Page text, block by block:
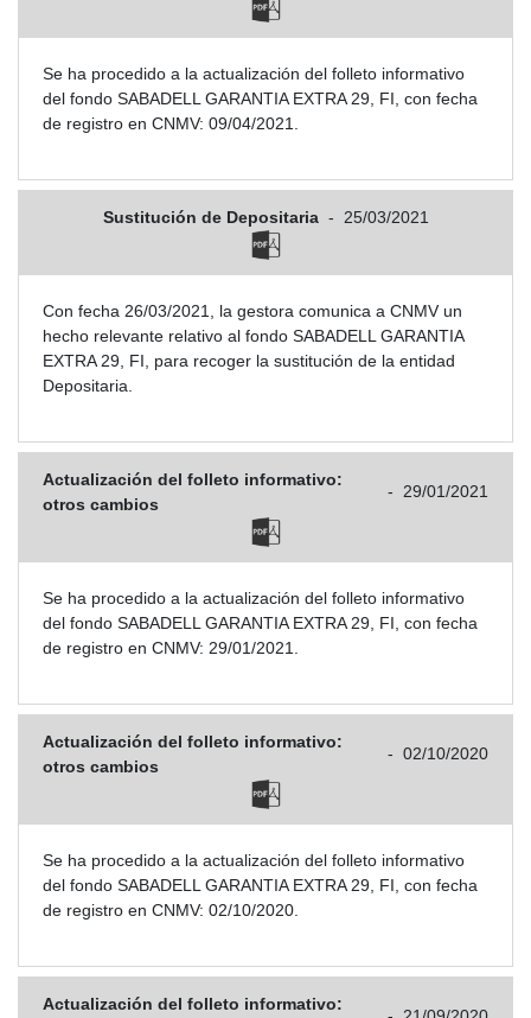
Se ha procedido a la actualización del folleto informativo
del fondo SABADELL GARANTIA EXTRA 29, FI, con fecha
de registro en CNMV: 09/04/2021.
Sustitución de Depositaria - 25/03/2021
Con fecha 26/03/2021, la gestora comunica a CNMV un
hecho relevante relativo al fondo SABADELL GARANTIA
EXTRA 29, FI, para recoger la sustitución de la entidad
Depositaria.
Actualización del folleto informativo:
otros cambios
- 29/01/2021
Se ha procedido a la actualización del folleto informativo
del fondo SABADELL GARANTIA EXTRA 29, FI, con fecha
de registro en CNMV: 29/01/2021.
Actualización del folleto informativo:
otros cambios
- 02/10/2020
Se ha procedido a la actualización del folleto informativo
del fondo SABADELL GARANTIA EXTRA 29, FI, con fecha
de registro en CNMV: 02/10/2020.
Actualización del folleto informativo: